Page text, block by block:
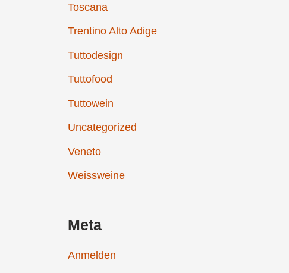
Toscana
Trentino Alto Adige
Tuttodesign
Tuttofood
Tuttowein
Uncategorized
Veneto
Weissweine
Meta
Anmelden